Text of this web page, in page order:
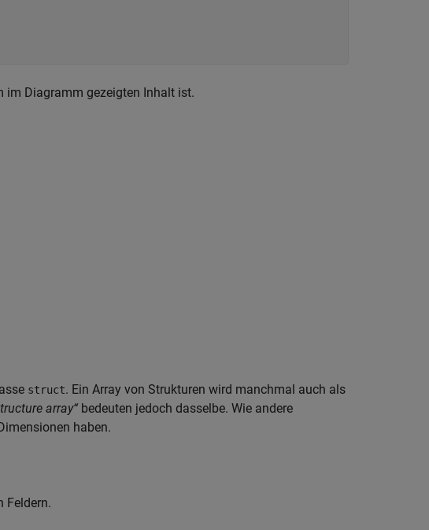
im Diagramm gezeigten Inhalt ist.
struct. Ein Array von Strukturen wird manchmal auch als
array“bedeuten jedoch dasselbe. Wie andere
haben.
Feldern.